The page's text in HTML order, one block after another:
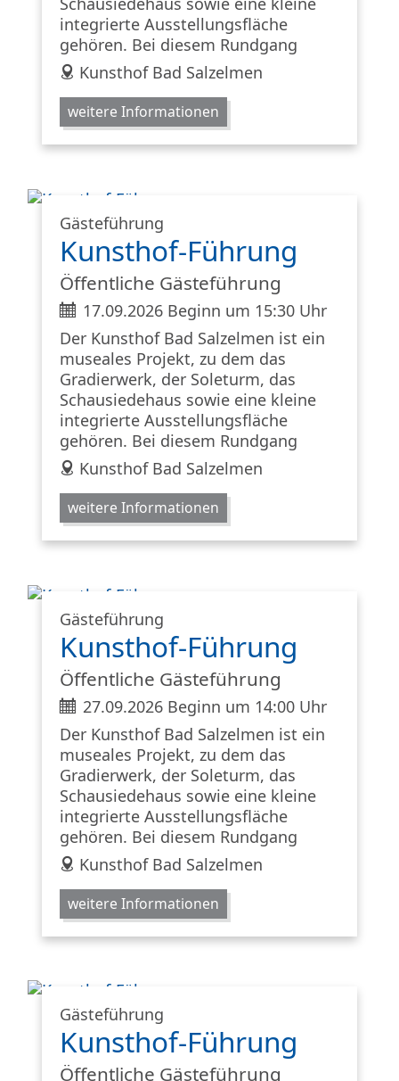
integrierte Ausstellungsfläche
gehören. Bei diesem Rundgang
address
Kunsthof Bad Salzelmen
weitere Informationen
Gästeführung
Kunsthof-Führung
Öffentliche Gästeführung
ticket17.09.2026 Beginn um 15:30 Uhr
Der Kunsthof Bad Salzelmen ist ein
museales Projekt, zu dem das
Gradierwerk, der Soleturm, das
Schausiedehaus sowie eine kleine
integrierte Ausstellungsfläche
gehören. Bei diesem Rundgang
address
Kunsthof Bad Salzelmen
weitere Informationen
Gästeführung
Kunsthof-Führung
Öffentliche Gästeführung
ticket27.09.2026 Beginn um 14:00 Uhr
Der Kunsthof Bad Salzelmen ist ein
museales Projekt, zu dem das
Gradierwerk, der Soleturm, das
Schausiedehaus sowie eine kleine
integrierte Ausstellungsfläche
gehören. Bei diesem Rundgang
address
Kunsthof Bad Salzelmen
weitere Informationen
Gästeführung
Kunsthof-Führung
Öffentliche Gästeführung